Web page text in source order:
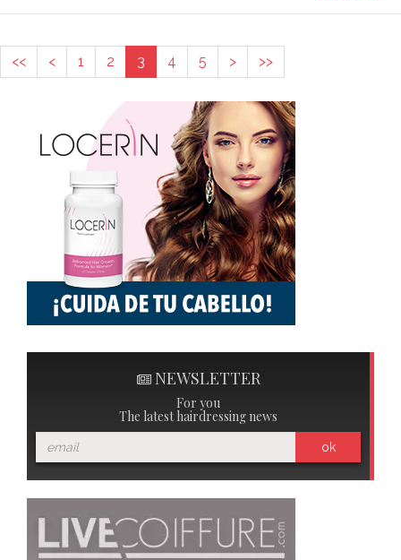
<< < 1 2 3 4 5 > >>
NEWSLETTER
For you
The latest hairdressing news
ok